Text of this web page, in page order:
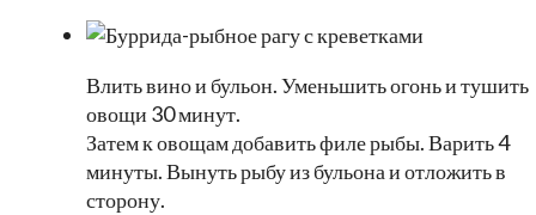
Влить вино и бульон. Уменьшить огонь и тушить
овощи 30 минут.
Затем к овощам добавить филе рыбы. Варить 4
минуты. Вынуть рыбу из бульона и отложить в
сторону.